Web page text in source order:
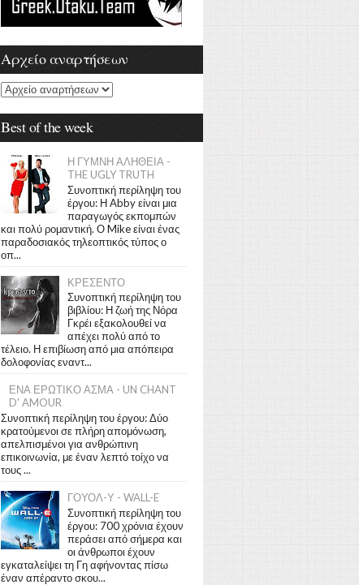
Αρχείο αναρτήσεων
Best of the week
Η ΓΥΜΝΗ ΑΛΗΘΕΙΑ -
THE UGLY TRUTH
Συνοπτική περίληψη του
έργου: Η Abby είναι μια
παραγωγός εκπομπών
και πολύ ρομαντική. Ο Mike είναι ένας
παραδοσιακός τηλεοπτικός τύπος ο
οπ...
ΚΡΕΣΕΝΤΟ
Συνοπτική περίληψη του
βιβλίου: Η ζωή της Νόρα
Γκρέι εξακολουθεί να
απέχει πολύ από το
τέλειο. Η επιβίωση από μια απόπειρα
δολοφονίας εναντ...
ΕΝΑ ΕΡΩΤΙΚΟ ΑΣΜΑ - UN CHANT
D' AMOUR
Συνοπτική περίληψη του έργου: Δύο
κρατούμενοι σε πλήρη απομόνωση,
απελπισμένοι για ανθρώπινη
επικοινωνία, με έναν λεπτό τοίχο να
τους ...
ΓΟΥΟΛ-Υ - WALL-E
Συνοπτική περίληψη του
έργου: 700 χρόνια έχουν
περάσει από σήμερα και
οι άνθρωποι έχουν
εγκαταλείψει τη Γη αφήνοντας πίσω
έναν απέραντο σκου...